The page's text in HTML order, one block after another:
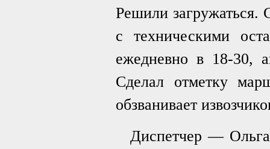
Решили загружаться.
с техническими
ежедневно в 18-30,
Сделал отметку
обзванивает
Диспетчер —